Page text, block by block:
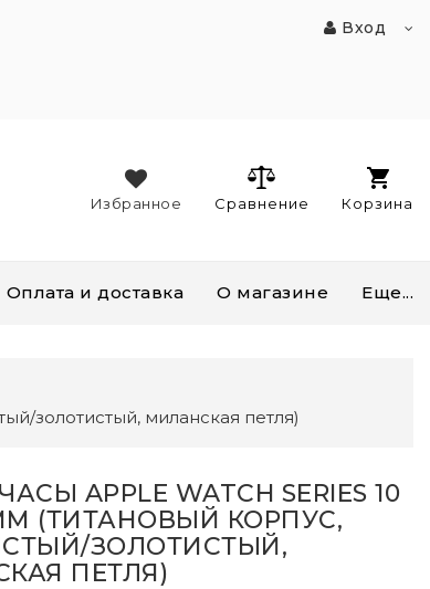
Вход
Корзина
Сравнение
Избранное
Оплата и доставка О магазине Еще...
золотистый, миланская петля)
APPLE WATCH SERIES 10
(ТИТАНОВЫЙ КОРПУС,
ЗОЛОТИСТЫЙ,
ПЕТЛЯ)